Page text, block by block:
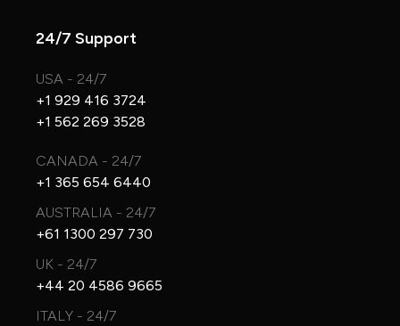
24/7 Support
USA - 24/7
+1 929 416 3724
+1 562 269 3528
CANADA - 24/7
+1 365 654 6440
AUSTRALIA - 24/7
+61 1300 297 730
UK - 24/7
+44 20 4586 9665
ITALY - 24/7